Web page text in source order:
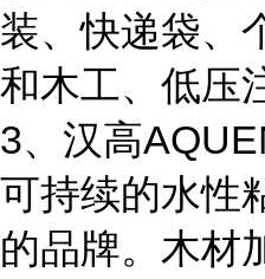
装、快递袋、
和木工、低压
3、汉高
可持续的水性
的品牌。木材